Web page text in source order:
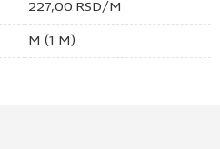
227,00 RSD/M
M (1 M)